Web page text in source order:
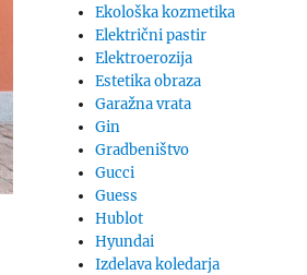
Ekološka kozmetika
Električni pastir
Elektroerozija
Estetika obraza
Garažna vrata
Gin
Gradbeništvo
Gucci
Guess
Hublot
Hyundai
Izdelava koledarja